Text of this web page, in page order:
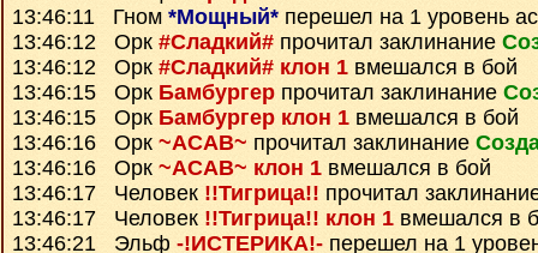
13:46:11 Гном *Мощный* перешел на 1 уровень
13:46:12 Орк #Сладкий# прочитал заклинание
13:46:12 Орк #Сладкий# клон 1 вмешался в бой
13:46:15 Орк Бамбургер прочитал заклинание
13:46:15 Орк Бамбургер клон 1 вмешался в бой
13:46:16 Орк ~ACAB~ прочитал заклинание
13:46:16 Орк ~ACAB~ клон 1 вмешался в бой
13:46:17 Человек !!Тигрица!! прочитал
13:46:17 Человек !!Тигрица!! клон 1 вмешался в
13:46:21 Эльф -!ИСТЕРИКА!- перешел на 1